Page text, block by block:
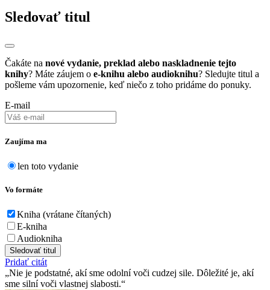
Sledovať titul
Čakáte na nové vydanie, preklad alebo naskladnenie tejto
knihy? Máte záujem o e-knihu alebo audioknihu? Sledujte titul a
pošleme vám upozornenie, keď niečo z toho pridáme do ponuky.
E-mail
Zaujíma ma
len toto vydanie
Vo formáte
Kniha (vrátane čítaných)
E-kniha
Audiokniha
Sledovať titul
Pridať citát
Nie je podstatné, akí sme odolní voči cudzej sile. Dôležité je, akí
sme silní voči vlastnej slabosti.